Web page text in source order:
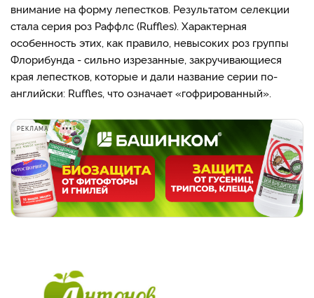
внимание на форму лепест­ков. Результатом селекции
стала серия роз Раффлс (Ruffles). Ха­рактерная
особенность этих, как правило, невысоких роз группы
Флорибунда - силь­но изрезанные, закручиваю­щиеся
края лепестков, которые и дали название серии по-
английски: Ruffles, что означает «гофрированный».
РЕКЛАМА